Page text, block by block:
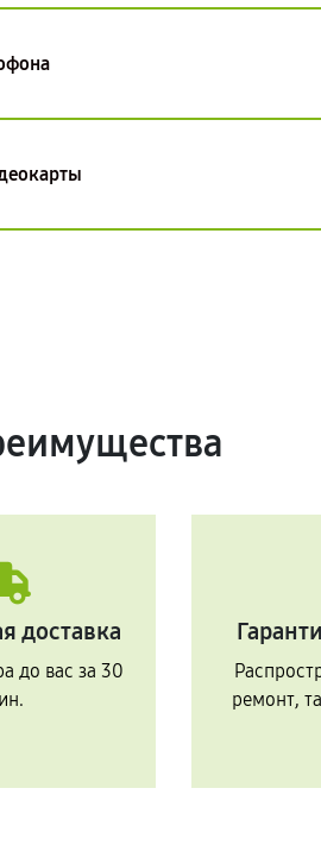
доставка
до вас за 30
ремонт,